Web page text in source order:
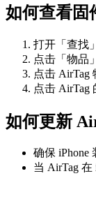
如何查看固
打开「查找
点击「物品
点击 AirTag
点击 AirTag
如何更新
确保 iPhone
当 AirTag 在